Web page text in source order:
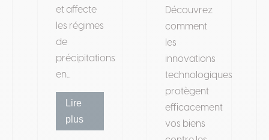
et affecte
les régimes
de
précipitations
en...
Lire
plus
Découvrez
comment
les
innovations
technologiques
protègent
efficacement
vos biens